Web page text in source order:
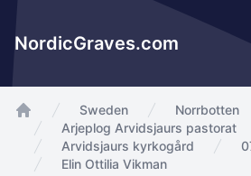
NordicGraves.com
app.Start
Sweden
Norrbotten
Arjeplog Arvidsjaurs pastorat
Arvidsjaurs kyrkogård
Elin Ottilia Vikman